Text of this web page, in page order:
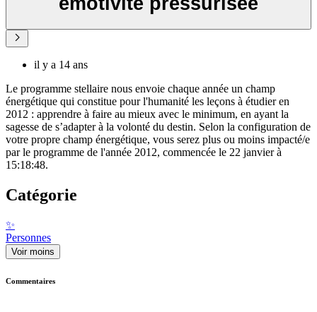
il y a 14 ans
Le programme stellaire nous envoie chaque année un champ
énergétique qui constitue pour l'humanité les leçons à étudier en
2012 : apprendre à faire au mieux avec le minimum, en ayant la
sagesse de s’adapter à la volonté du destin. Selon la configuration de
votre propre champ énergétique, vous serez plus ou moins impacté/e
par le programme de l'année 2012, commencée le 22 janvier à
15:18:48.
Catégorie
✨
Personnes
Voir moins
Commentaires